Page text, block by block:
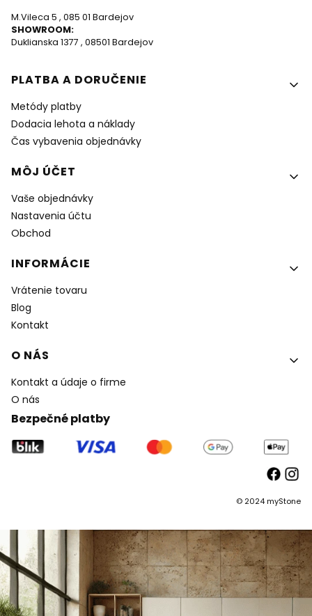
M.Vileca 5 , 085 01 Bardejov
SHOWROOM:
Duklianska 1377 , 08501 Bardejov
Ponuka v pätičke
PLATBA A DORUČENIE
Metódy platby
Dodacia lehota a náklady
Čas vybavenia objednávky
MÔJ ÚČET
Vaše objednávky
Nastavenia účtu
Obchod
INFORMÁCIE
Vrátenie tovaru
Blog
Kontakt
O NÁS
Kontakt a údaje o firme
O nás
Bezpečné platby
© 2024 myStone